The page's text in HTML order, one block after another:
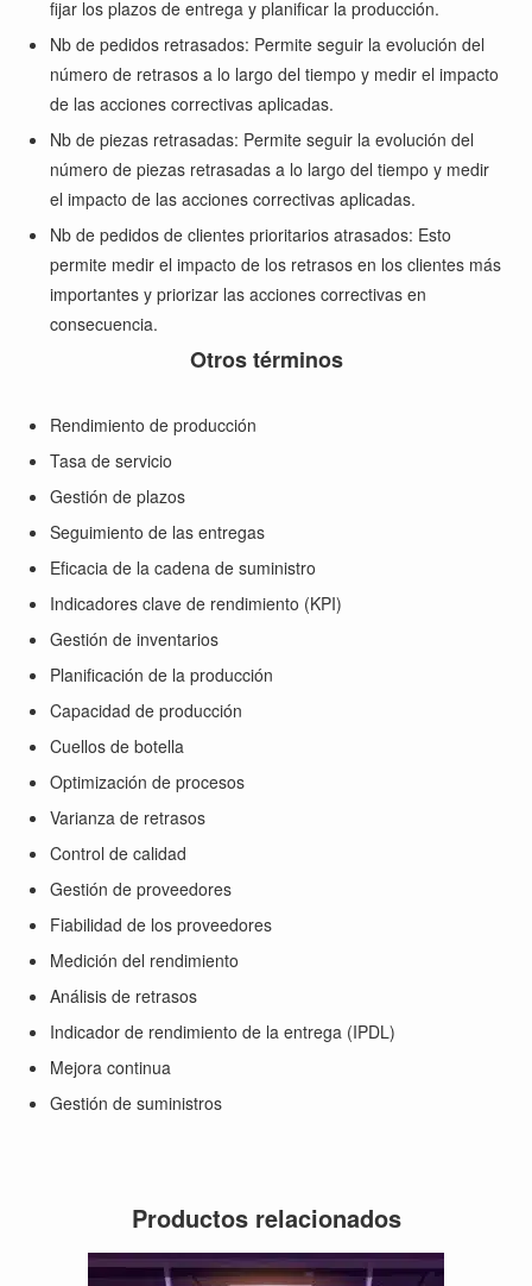
fijar los plazos de entrega y planificar la producción.
Nb de pedidos retrasados: Permite seguir la evolución del
número de retrasos a lo largo del tiempo y medir el impacto
de las acciones correctivas aplicadas.
Nb de piezas retrasadas: Permite seguir la evolución del
número de piezas retrasadas a lo largo del tiempo y medir
el impacto de las acciones correctivas aplicadas.
Nb de pedidos de clientes prioritarios atrasados: Esto
permite medir el impacto de los retrasos en los clientes más
importantes y priorizar las acciones correctivas en
consecuencia.
Otros términos
Rendimiento de producción
Tasa de servicio
Gestión de plazos
Seguimiento de las entregas
Eficacia de la cadena de suministro
Indicadores clave de rendimiento (KPI)
Gestión de inventarios
Planificación de la producción
Capacidad de producción
Cuellos de botella
Optimización de procesos
Varianza de retrasos
Control de calidad
Gestión de proveedores
Fiabilidad de los proveedores
Medición del rendimiento
Análisis de retrasos
Indicador de rendimiento de la entrega (IPDL)
Mejora continua
Gestión de suministros
Productos relacionados